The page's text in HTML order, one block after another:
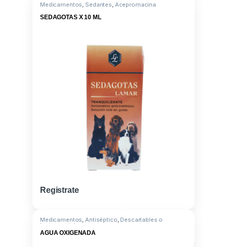
Medicamentos, Sedantes, Acepromacina
SEDAGOTAS X 10 ML
Registrate
Medicamentos,Antiséptico, Descartables o
Instrumental
AGUA OXIGENADA